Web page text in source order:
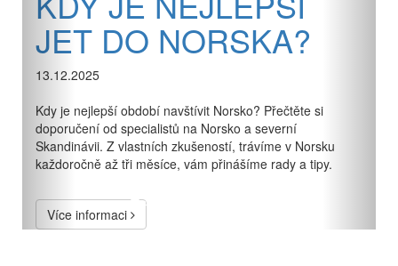
JET DO NORSKA?
13.12.2025
Kdy je nejlepší období navštívit Norsko? Přečtěte si
doporučení od specialistů na Norsko a severní
Skandinávii. Z vlastních zkušeností, trávíme v Norsku
každoročně až tři měsíce, vám přinášíme rady a tipy.
Více informaci